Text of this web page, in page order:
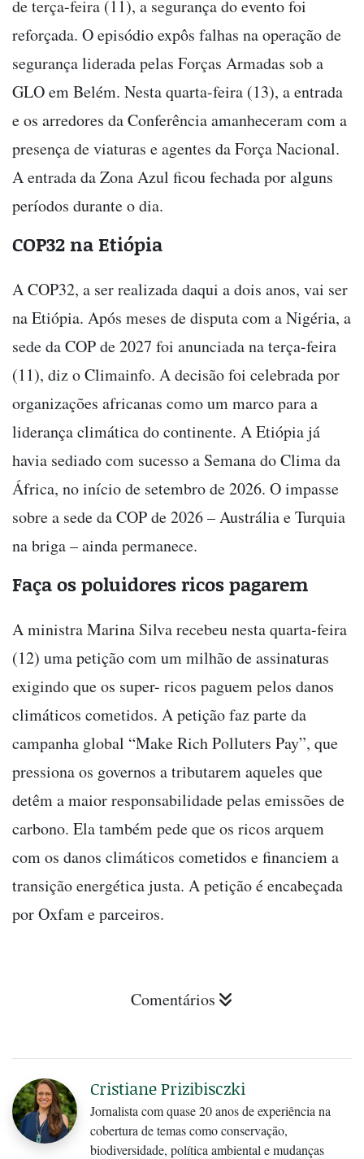
de terça-feira (11), a segurança do evento foi
reforçada. O episódio expôs falhas na operação de
segurança liderada pelas Forças Armadas sob a
GLO em Belém. Nesta quarta-feira (13), a entrada
e os arredores da Conferência amanheceram com a
presença de viaturas e agentes da Força Nacional.
A entrada da Zona Azul ficou fechada por alguns
períodos durante o dia.
COP32 na Etiópia
A COP32, a ser realizada daqui a dois anos, vai ser
na Etiópia. Após meses de disputa com a Nigéria, a
sede da COP de 2027 foi anunciada na terça-feira
(11), diz o Climainfo. A decisão foi celebrada por
organizações africanas como um marco para a
liderança climática do continente. A Etiópia já
havia sediado com sucesso a Semana do Clima da
África, no início de setembro de 2026. O impasse
sobre a sede da COP de 2026 – Austrália e Turquia
na briga – ainda permanece.
Faça os poluidores ricos pagarem
A ministra Marina Silva recebeu nesta quarta-feira
(12) uma petição com um milhão de assinaturas
exigindo que os super- ricos paguem pelos danos
climáticos cometidos. A petição faz parte da
campanha global “Make Rich Polluters Pay”, que
pressiona os governos a tributarem aqueles que
detêm a maior responsabilidade pelas emissões de
carbono. Ela também pede que os ricos arquem
com os danos climáticos cometidos e financiem a
transição energética justa. A petição é encabeçada
por Oxfam e parceiros.
Comentários
Cristiane Prizibisczki
Jornalista com quase 20 anos de experiência na
cobertura de temas como conservação,
biodiversidade, política ambiental e mudanças